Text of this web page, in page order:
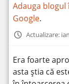
n
t
Adauga
Google.
Actualizare:
Era foarte
asta știa că